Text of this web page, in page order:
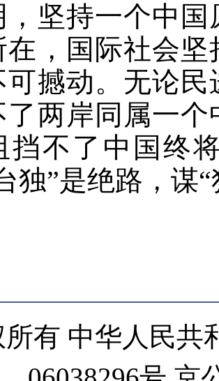
，坚持一个中
在，国际社会
可撼动。无论
了两岸同属一
挡不了中国终
独”是绝路，谋
所有 中华人民共